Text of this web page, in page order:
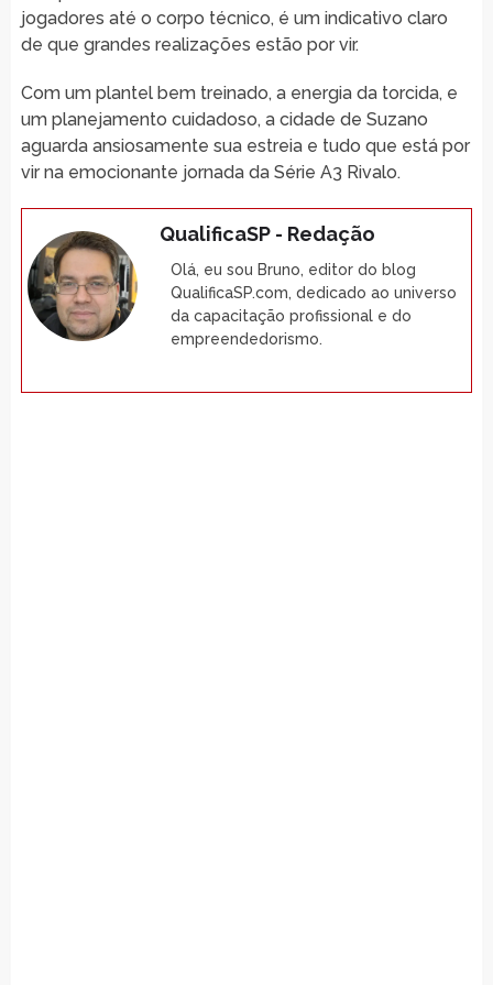
jogadores até o corpo técnico, é um indicativo claro
de que grandes realizações estão por vir.
Com um plantel bem treinado, a energia da torcida, e
um planejamento cuidadoso, a cidade de Suzano
aguarda ansiosamente sua estreia e tudo que está por
vir na emocionante jornada da Série A3 Rivalo.
QualificaSP - Redação
Olá, eu sou Bruno, editor do blog
QualificaSP.com, dedicado ao universo
da capacitação profissional e do
empreendedorismo.